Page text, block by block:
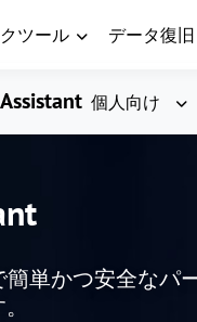
ツール データ復旧
個人向け
単かつ安全なパ